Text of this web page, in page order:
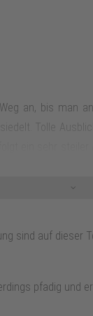
an, bis man
Tolle
einen Pfad
Sportplatz
einen
sind auf dieser
pfadig und